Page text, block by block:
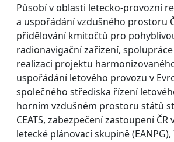
Působí v oblasti letecko-provozní
a uspořádání vzdušného prostoru
přidělování kmitočtů pro
radionavigační zařízení,
realizaci projektu
uspořádání letového provozu v
společného střediska řízení
horním vzdušném prostoru států
CEATS, zabezpečení zastoupení ČR
letecké plánovací skupině (EANPG),